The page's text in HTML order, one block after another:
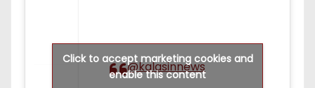
@kalasinnews
Click to accept marketing cookies and
enable this content